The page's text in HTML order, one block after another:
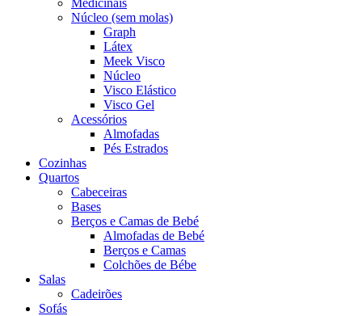
Medicinais
Núcleo (sem molas)
Graph
Látex
Meek Visco
Núcleo
Visco Elástico
Visco Gel
Acessórios
Almofadas
Pés Estrados
Cozinhas
Quartos
Cabeceiras
Bases
Berços e Camas de Bebé
Almofadas de Bebé
Berços e Camas
Colchões de Bébe
Salas
Cadeirões
Sofás